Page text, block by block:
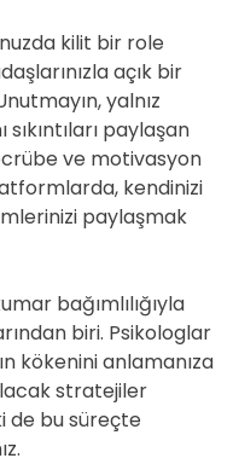
kilit bir role
açık bir
yalnız
paylaşan
ve motivasyon
kendinizi
paylaşmak
bağımlılığıyla
biri. Psikologlar
kökenini anlamanıza
stratejiler
de bu süreçte